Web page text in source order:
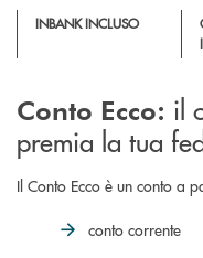
INBANK INCLUSO
Conto Ecco: il
premia la tua
Il Conto Ecco è un conto a
conto corrente